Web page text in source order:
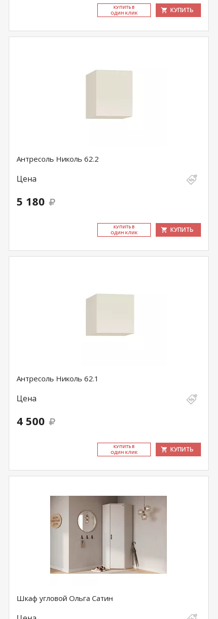
КУ­ПИТЬ В
ОДИН КЛИК
КУПИТЬ
Антресоль Николь 62.2
Цена
5 180
КУ­ПИТЬ В
ОДИН КЛИК
КУПИТЬ
Антресоль Николь 62.1
Цена
4 500
КУ­ПИТЬ В
ОДИН КЛИК
КУПИТЬ
Шкаф угловой Ольга Сатин